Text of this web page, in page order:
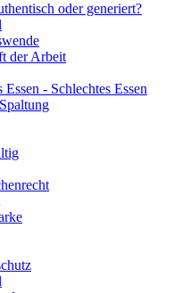
oder generiert?
der Arbeit
Essen - Schlechtes Essen